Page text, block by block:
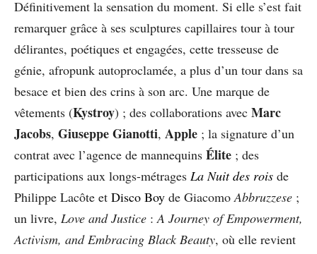
Définitivement la sensation du moment. Si elle s’est fait
remarquer grâce à ses sculptures capillaires tour à tour
délirantes, poétiques et engagées, cette tresseuse de
génie, afropunk autoproclamée, a plus d’un tour dans sa
besace et bien des crins à son arc. Une marque de
vêtements (Kystroy) ; des collaborations avec Marc
Jacobs, Giuseppe Gianotti, Apple ; la signature d’un
contrat avec l’agence de mannequins Élite ; des
participations aux longs-métrages La Nuit des rois de
Philippe Lacôte et Disco Boy de GiacomoAbbruzzese ;
un livre, Love and Justice :A Journey of Empowerment,
Activism, and Embracing Black Beauty, où elle revient